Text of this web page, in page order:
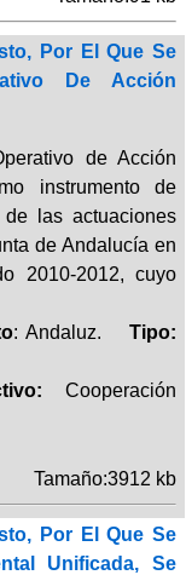
Por El Que Se
De Acción
de Acción
instrumento de
las actuaciones
de Andalucía en
2010-2012, cuyo
: Andaluz.Tipo:
Cooperación
Tamaño:3912 kb
Por El Que Se
Unificada, Se